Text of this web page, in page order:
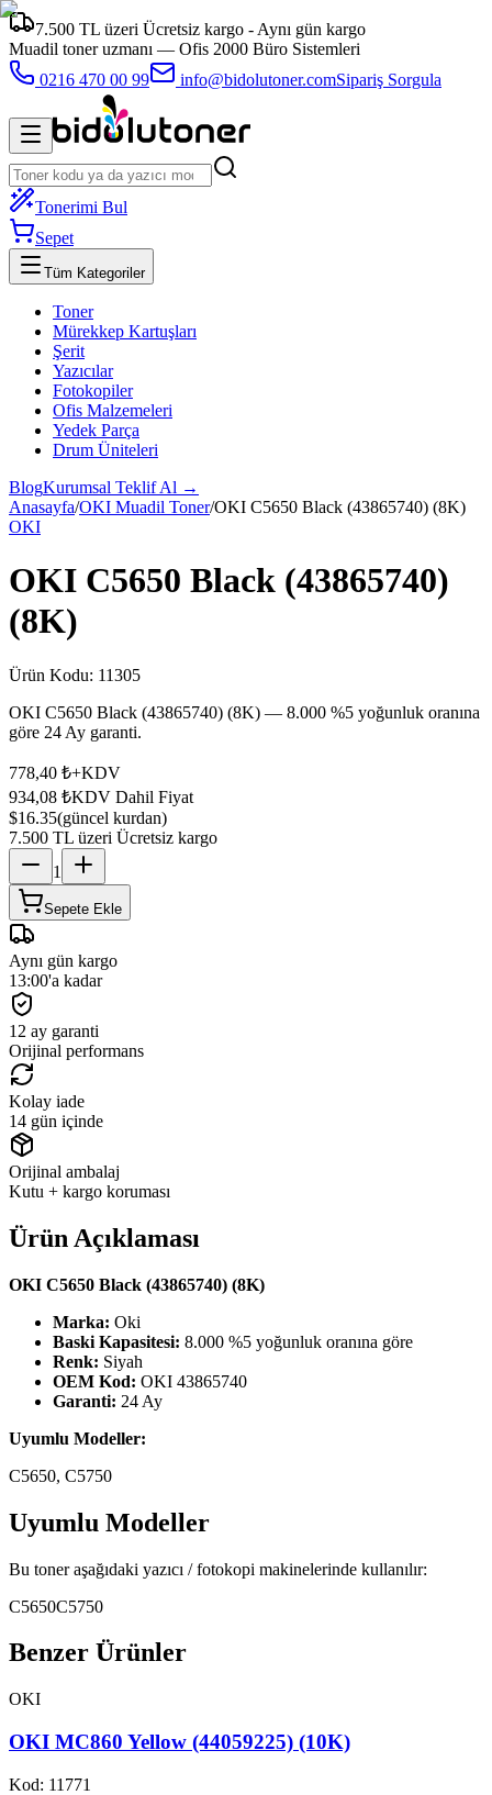
7.500 TL üzeri Ücretsiz kargo - Aynı gün kargo
Muadil toner uzmanı — Ofis 2000 Büro Sistemleri
0216 470 00 99
info@bidolutoner.comSipariş Sorgula
Tonerimi Bul
Sepet
Tüm Kategoriler
Toner
Mürekkep Kartuşları
Şerit
Yazıcılar
Fotokopiler
Ofis Malzemeleri
Yedek Parça
Drum Üniteleri
BlogKurumsal Teklif Al →
Anasayfa/OKI Muadil Toner/OKI C5650 Black (43865740) (8K)
OKI
OKI C5650 Black (43865740)
(8K)
Ürün Kodu: 11305
OKI C5650 Black (43865740) (8K) — 8.000 %5 yoğunluk oranına
göre 24 Ay garanti.
778,40 ₺+KDV
934,08 ₺KDV Dahil Fiyat
$16.35(güncel kurdan)
7.500 TL üzeri Ücretsiz kargo
1
Sepete Ekle
Aynı gün kargo
13:00'a kadar
12 ay garanti
Orijinal performans
Kolay iade
14 gün içinde
Orijinal ambalaj
Kutu + kargo koruması
Ürün Açıklaması
OKI C5650 Black (43865740) (8K)
Marka: Oki
Baski Kapasitesi: 8.000 %5 yoğunluk oranına göre
Renk: Siyah
OEM Kod: OKI 43865740
Garanti: 24 Ay
Uyumlu Modeller:
C5650, C5750
Uyumlu Modeller
Bu toner aşağıdaki yazıcı / fotokopi makinelerinde kullanılır:
C5650C5750
Benzer Ürünler
OKI
OKI MC860 Yellow (44059225) (10K)
Kod: 11771